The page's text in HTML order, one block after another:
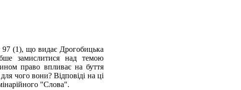
(1), що видає Дрогобицька
замислитися над темою
право впливає на буття
чого вони? Відповіді на ці
"Слова".